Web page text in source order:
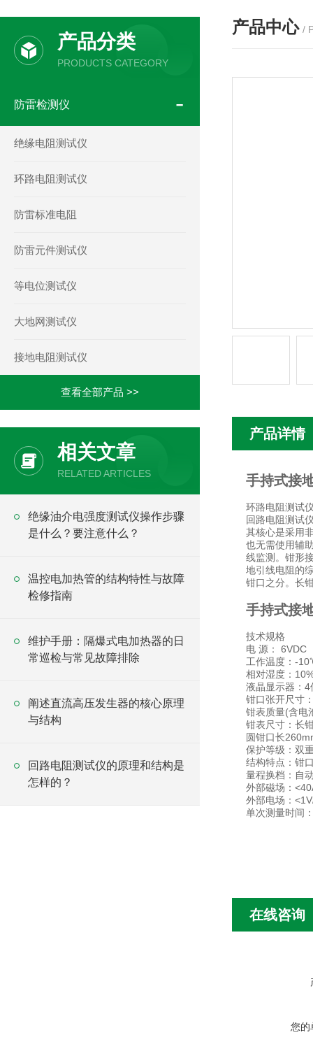
产品分类
PRODUCTS CATEGORY
防雷检测仪
绝缘电阻测试仪
环路电阻测试仪
防雷标准电阻
防雷元件测试仪
等电位测试仪
大地网测试仪
接地电阻测试仪
查看全部产品 >>
相关文章
RELATED ARTICLES
绝缘油介电强度测试仪操作步骤
是什么？要注意什么？
温控电加热管的结构特性与故障
检修指南
维护手册：隔爆式电加热器的日
常巡检与常见故障排除
阐述直流高压发生器的核心原理
与结构
回路电阻测试仪的原理和结构是
怎样的？
产品中心 /
产品详情
手持式接
环路电阻测试
回路电阻测试
其核心是采用
也无需使用辅
线监测。钳形
地引线电阻的
钳口之分。长
手持式接
技术规格
电 源： 6VDC
工作温度：-
相对湿度：
液晶显示器：
钳口张开尺寸
钳表质量(含电
钳表尺寸：长
圆钳口长
保护等级：双
结构特点：钳
量程换档：自
外部磁场：
外部电场：
单次测量时间
在线咨询
您的